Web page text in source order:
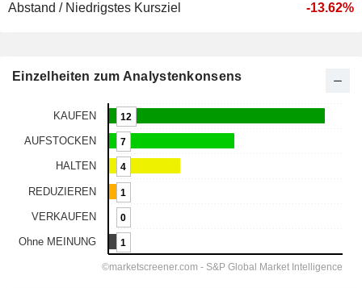
Abstand / Niedrigstes Kursziel
-13.62%
Einzelheiten zum Analystenkonsens